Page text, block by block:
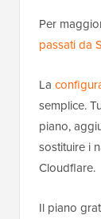
Per
passati da
La
semplice.
piano,
sostituire i
Cloudflare.
Il piano